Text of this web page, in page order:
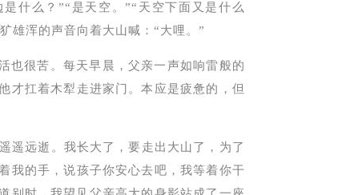
什么？”“是天空。”“天空下面又是什么
雄浑的声音向着大山喊：“大哩。”
也很苦。每天早晨，父亲一声如响雷般的
才扛着木犁走进家门。本应是疲惫的，但
远逝。我长大了，要走出大山了，为了
我的手，说孩子你安心去吧，我等着你干